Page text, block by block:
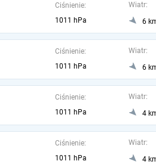
Ciśnienie:
1011 hPa
Wiatr:
6
Ciśnienie:
1011 hPa
Wiatr:
6
Ciśnienie:
1011 hPa
Wiatr:
4
Ciśnienie:
1011 hPa
Wiatr:
4